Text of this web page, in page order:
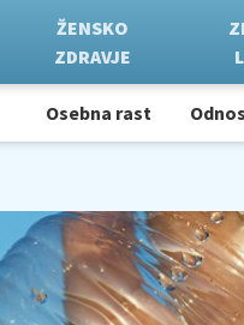
ŽENSKO
ZDRAVJE
Osebna rast